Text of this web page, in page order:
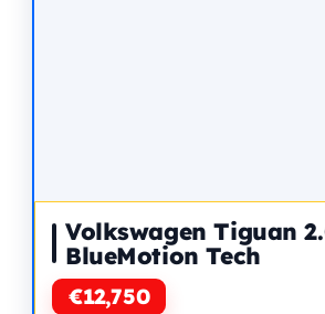
Volkswagen Tiguan
BlueMotion Tech
€12,750